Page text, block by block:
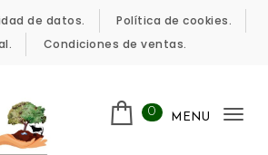
de datos.
Política de cookies.
Condiciones de ventas.
0 MENU